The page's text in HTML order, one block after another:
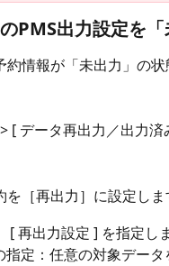
PMS出力設定を
約情報が「未出力」の
[ データ再出力／出力済
［再出力］に設定しま
[ 再出力設定 ] を指定しま
指定：任意の対象デー